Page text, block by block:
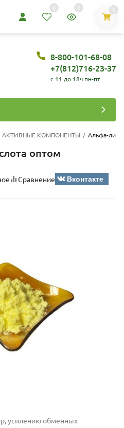
0 0 0
8-800-101-68-08
+7(812)716-23-37
c 11 до 18ч пн-пт
АКТИВНЫЕ КОМПОНЕНТЫ / Альфа-
оптом
Сравнение Вконтакте
усилению обменных